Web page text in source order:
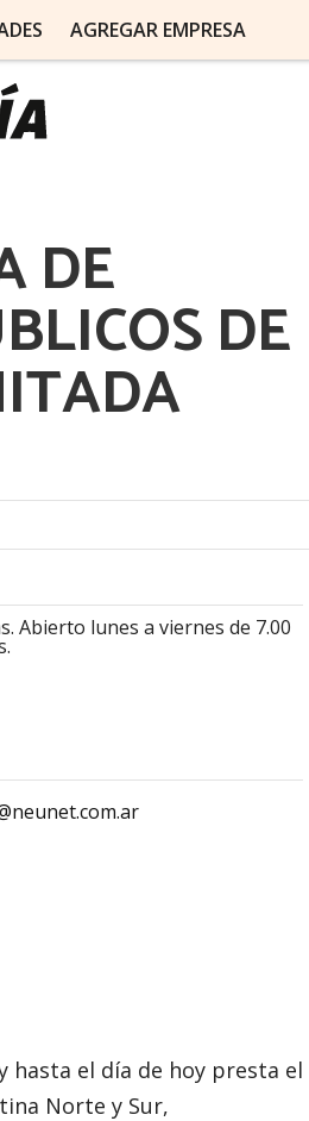
AGREGAR EMPRESA
DE
DE
Abierto lunes a viernes de 7.00
hasta el día de hoy presta el
Norte y Sur,